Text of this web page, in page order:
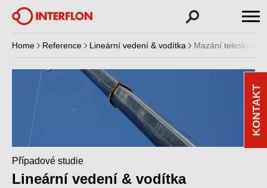
Home Reference Lineární vedení & vodítka Mazání
Případové studie
Lineární vedení & vodítka
KONTAKT